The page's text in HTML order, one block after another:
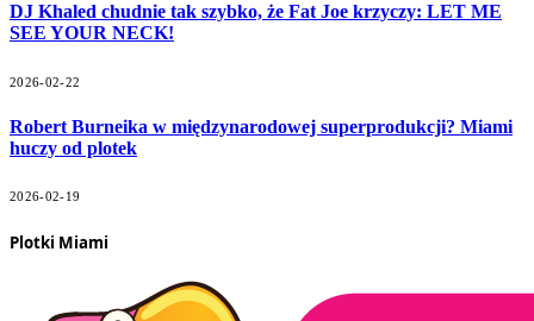
DJ Khaled chudnie tak szybko, że Fat Joe krzyczy: LET ME
SEE YOUR NECK!
2026-02-22
Robert Burneika w międzynarodowej superprodukcji? Miami
huczy od plotek
2026-02-19
Plotki Miami